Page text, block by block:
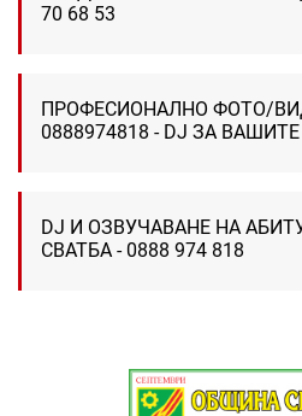
70 68 53
ПРОФЕСИОНАЛНО ФОТО/
0888974818 - DJ ЗА
DJ И ОЗВУЧАВАНЕ НА
СВАТБА - 0888 974 818